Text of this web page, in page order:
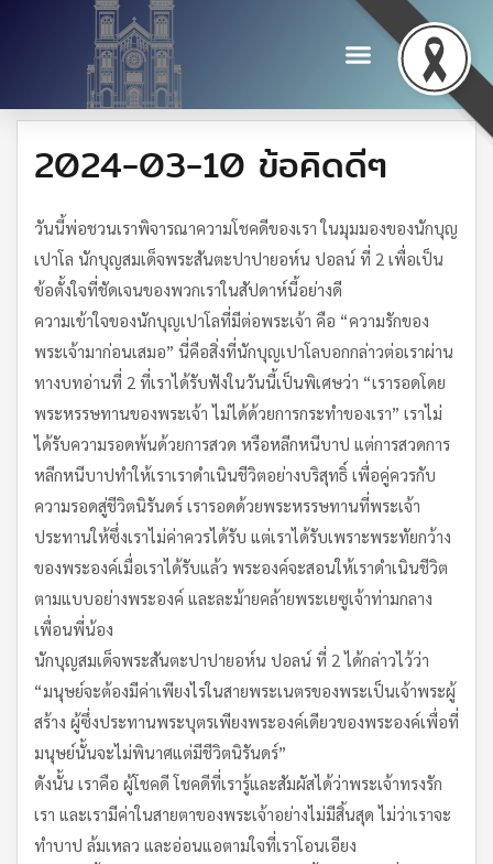
2024-03-10 ข้อคิดดีๆ
วันนี้พ่อชวนเราพิจารณาความโชคดีของเรา ในมุมมองของนักบุญ
เปาโล นักบุญสมเด็จพระสันตะปาปายอห์น ปอลน์ ที่ 2 เพื่อเป็น
ข้อตั้งใจที่ชัดเจนของพวกเราในสัปดาห์นี้อย่างดี
ความเข้าใจของนักบุญเปาโลที่มีต่อพระเจ้า คือ “ความรักของ
พระเจ้ามาก่อนเสมอ” นี่คือสิ่งที่นักบุญเปาโลบอกกล่าวต่อเราผ่าน
ทางบทอ่านที่ 2 ที่เราได้รับฟังในวันนี้เป็นพิเศษว่า “เรารอดโดย
พระหรรษทานของพระเจ้า ไม่ได้ด้วยการกระทำของเรา” เราไม่
ได้รับความรอดพ้นด้วยการสวด หรือหลีกหนีบาป แต่การสวดการ
หลีกหนีบาปทำให้เราเราดำเนินชีวิตอย่างบริสุทธิ์ เพื่อคู่ควรกับ
ความรอดสู่ชีวิตนิรันดร์ เรารอดด้วยพระหรรษทานที่พระเจ้า
ประทานให้ซึ่งเราไม่ค่าควรได้รับ แต่เราได้รับเพราะพระทัยกว้าง
ของพระองค์เมื่อเราได้รับแล้ว พระองค์จะสอนให้เราดำเนินชีวิต
ตามแบบอย่างพระองค์ และละม้ายคล้ายพระเยซูเจ้าท่ามกลาง
เพื่อนพี่น้อง
นักบุญสมเด็จพระสันตะปาปายอห์น ปอลน์ ที่ 2 ได้กล่าวไว้ว่า
“มนุษย์จะต้องมีค่าเพียงไรในสายพระเนตรของพระเป็นเจ้าพระผู้
สร้าง ผู้ซึ่งประทานพระบุตรเพียงพระองค์เดียวของพระองค์เพื่อที่
มนุษย์นั้นจะไม่พินาศแต่มีชีวิตนิรันดร์”
ดังนั้น เราคือ ผู้โชคดี โชคดีที่เรารู้และสัมผัสได้ว่าพระเจ้าทรงรัก
เรา และเรามีค่าในสายตาของพระเจ้าอย่างไม่มีสิ้นสุด ไม่ว่าเราจะ
ทำบาป ล้มเหลว และอ่อนแอตามใจที่เราโอนเอียง